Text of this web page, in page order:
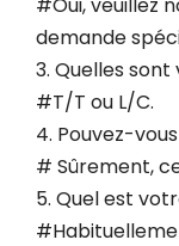
demande
3. Quelles
#T/T ou L/C.
4. Pouvez-
# Sûrement,
5. Quel est